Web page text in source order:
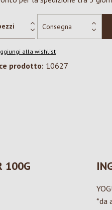
alla wishlist
prodotto: 10627
100G
*da